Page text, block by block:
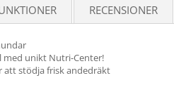
RECENSIONER
med unikt Nutri-Center!
att stödja frisk andedräkt